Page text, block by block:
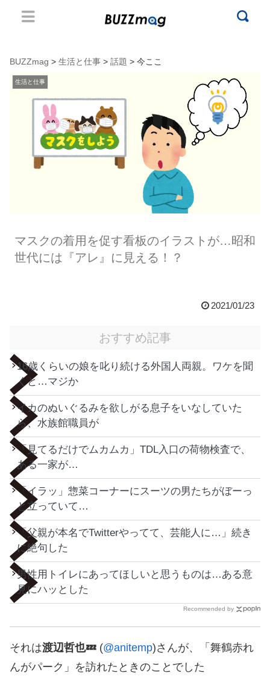
BUZZmag > 生活と仕事 > 話題 > 今ここ
生活と仕事
マスクの着用を促す看板のイラストが…昭和
世代には『アレ』に見える！？
2021/01/23
おすすめ記事
16歳くらいの娘を叱り続ける外国人両親。ワケを聞
くと…マジか
イカのぬいぐるみを欲しがる息子をいなしていた
ら、水族館職員が
「見てるだけでムカムカ」TDL入口の荷物検査で、
ある一家が…
「イラッ」惣菜コーナーにスーツの男たちがぼーっ
と立っていて…
「父親が本名でTwitterやってて、芸能人に…」続き
に絶句した
男性用トイレにあってほしいと思うものは…ある意
見にハッとした
Recommended by
それは渡辺哲也💤 (@anitemp)さんが、「舞鶴赤れ
んがパーク」を訪れたときのことでした